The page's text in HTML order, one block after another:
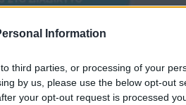
Information
third parties, or processing of your
by us, please use the below opt-out
your opt-out request is processed